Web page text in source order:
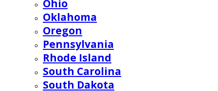
Ohio
Oklahoma
Oregon
Pennsylvania
Rhode Island
South Carolina
South Dakota